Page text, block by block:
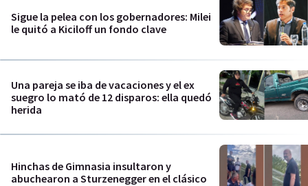
Sigue la pelea con los gobernadores: Milei
le quitó a Kiciloff un fondo clave
Una pareja se iba de vacaciones y el ex
suegro lo mató de 12 disparos: ella quedó
herida
Hinchas de Gimnasia insultaron y
abuchearon a Sturzenegger en el clásico